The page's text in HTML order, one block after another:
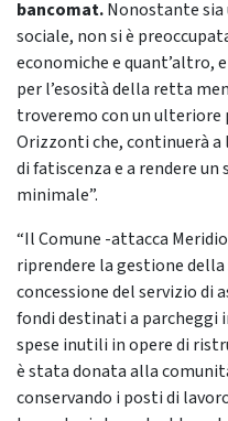
bancomat.Nonostante sia
sociale, non si è
economiche e quant’altro,
per l’esosità della retta
troveremo con un ulteriore
Orizzonti che, continuerà
di fatiscenza e a rendere
minimale”.
“Il Comune -attacca
riprendere la gestione
concessione del servizio di
fondi destinati a parcheggi
spese inutili in opere di
è stata donata alla
conservando i posti di